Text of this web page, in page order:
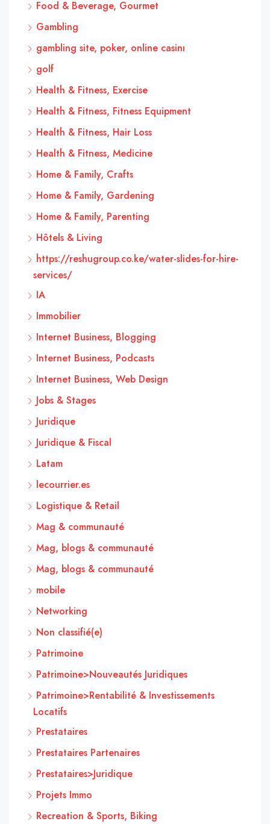
Food & Beverage, Gourmet
Gambling
gambling site, poker, online casinı
golf
Health & Fitness, Exercise
Health & Fitness, Fitness Equipment
Health & Fitness, Hair Loss
Health & Fitness, Medicine
Home & Family, Crafts
Home & Family, Gardening
Home & Family, Parenting
Hôtels & Living
https://reshugroup.co.ke/water-slides-for-hire-
services/
IA
Immobilier
Internet Business, Blogging
Internet Business, Podcasts
Internet Business, Web Design
Jobs & Stages
Juridique
Juridique & Fiscal
Latam
lecourrier.es
Logistique & Retail
Mag & communauté
Mag, blogs & communauté
Mag, blogs & communauté
mobile
Networking
Non classifié(e)
Patrimoine
Patrimoine>Nouveautés Juridiques
Patrimoine>Rentabilité & Investissements
Locatifs
Prestataires
Prestataires Partenaires
Prestataires>Juridique
Projets Immo
Recreation & Sports, Biking